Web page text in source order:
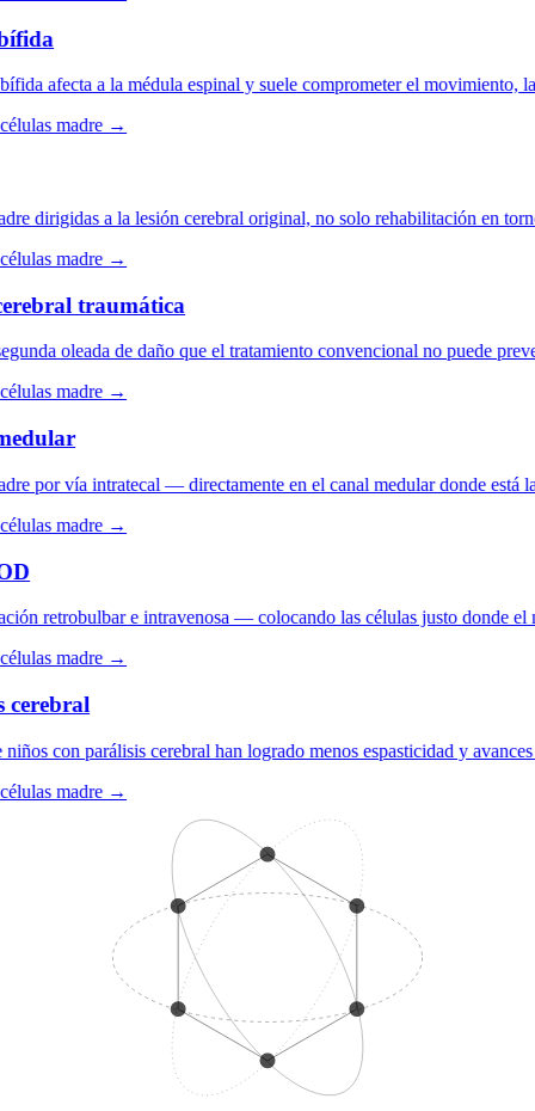
afecta a la médula espinal y suele comprometer el movimiento, la
madre →
dirigidas a la lesión cerebral original, no solo rehabilitación en
madre →
traumática
oleada de daño que el tratamiento convencional no puede
madre →
por vía intratecal — directamente en el canal medular donde está
madre →
retrobulbar e intravenosa — colocando las células justo donde el
madre →
con parálisis cerebral han logrado menos espasticidad y
madre →